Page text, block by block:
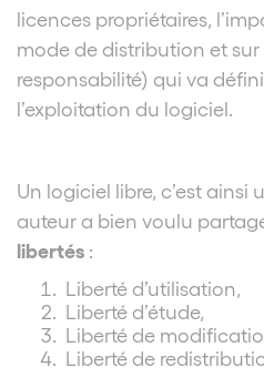
licences propriétaires,
mode de distribution et sur
responsabilité) qui va
l’exploitation du logiciel.
Un logiciel libre, c’est ainsi
auteur a bien voulu
libertés :
Liberté d’utilisation,
Liberté d’étude,
Liberté de
Liberté de